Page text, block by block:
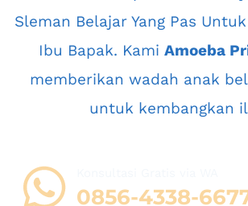
Sleman Belajar Yang Pas
Ibu Bapak. Kami Amoeba
memberikan wadah anak
untuk kembangkan
0856-4338-